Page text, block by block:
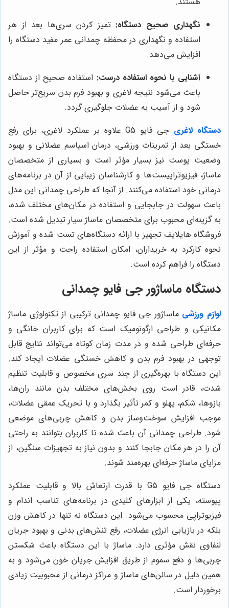
نگهداری صحیح دستگاه: تمیز کردن سری‌ها بعد از هر
استفاده و نگهداری در محفظه چمدانی عمر مفید دستگاه را
افزایش می‌دهد.
آشنایی با نحوه استفاده درست: استفاده صحیح از دستگاه
باعث می‌شود نتیجه لاغری و بهبود فرم بدن سریع‌تر حاصل
شود و از آسیب به عضلات جلوگیری گردد.
دستگاه لاغری
جی فایو G5 علاوه بر عملکرد لاغری، برای رفع
خستگی بعد از تمرینات ورزشی، درمان اسپاسم عضلانی و بهبود
وضعیت پوست نیز بسیار مؤثر است و بسیاری از متخصصان
ماساژ، فیزیوتراپیست‌ها و کارشناسان زیبایی از آن در برنامه‌های
درمانی خود استفاده می‌کنند. از آنجا که طراحی چمدانی این مدل
باعث سهولت در جابجایی و استفاده در مکان‌های مختلف شده،
به گزینه‌ای محبوب برای متخصصان ماساژ سیار تبدیل شده است.
فروشگاه هایلایف تجهیز با ارائه دستگاه‌های تست شده و آموزش
نحوه کارکرد به خریداران، امکان استفاده راحت و مؤثر از این
دستگاه را فراهم کرده است.
دستگاه ماساژور جی فایو چمدانی
لوازم ورزشی ماساژور جی فایو چمدانی ترکیبی از تکنولوژی ماساژ
مکانیکی و طراحی ارگونومیک است که برای کاربران خانگی و
حرفه‌ای طراحی شده و در مدت زمان کوتاه می‌تواند نتایج قابل
توجهی در بهبود فرم بدن و کاهش خستگی عضلات ایجاد کند.
این دستگاه با بهره‌گیری از چند سری مخصوص و قابلیت تنظیم
شدت، قادر است روی بخش‌های مختلف بدن مانند ران‌ها،
بازوها، شکم، پهلو و کمر تأثیر بگذارد و با تحریک عمقی عضلات،
موجب افزایش سوخت‌وساز بدن و کاهش چربی‌های موضعی
شود. طراحی چمدانی آن باعث شده تا کاربران بتوانند به راحتی
آن را در هر مکان جابجا کنند و بدون نیاز به تجهیزات سنگین، از
مزایای ماساژ حرفه‌ای بهره‌مند شوند.
دستگاه جی فایو G5 با قدرت ارتعاش بالا و قابلیت عملکرد
پیوسته، یکی از ابزارهای کلیدی در برنامه‌های تناسب اندام و
فیزیوتراپی محسوب می‌شود. این دستگاه نه تنها در کاهش وزن
بلکه در بازیابی انرژی عضلات، رفع تنش‌های بدنی و بهبود جریان
لنفاوی نقش مؤثری دارد. ماساژ با این دستگاه باعث شکستن
چربی‌ها و دفع سموم از طریق افزایش جریان خون می‌شود و به
همین دلیل در سالن‌های ماساژ و مراکز درمانی از محبوبیت زیادی
برخوردار است.